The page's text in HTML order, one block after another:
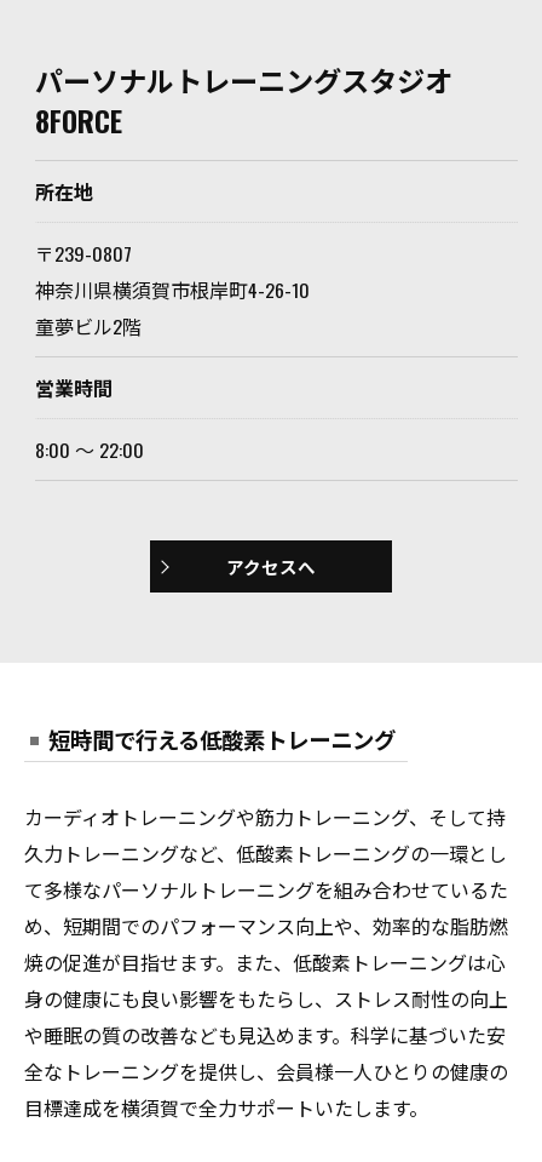
パーソナルトレーニングスタジオ
8FORCE
所在地
〒239-0807
神奈川県横須賀市根岸町4-26-10
童夢ビル2階
営業時間
8:00 〜 22:00
アクセスへ
短時間で行える低酸素トレーニング
カーディオトレーニングや筋力トレーニング、そして持
久力トレーニングなど、低酸素トレーニングの一環とし
て多様なパーソナルトレーニングを組み合わせているた
め、短期間でのパフォーマンス向上や、効率的な脂肪燃
焼の促進が目指せます。また、低酸素トレーニングは心
身の健康にも良い影響をもたらし、ストレス耐性の向上
や睡眠の質の改善なども見込めます。科学に基づいた安
全なトレーニングを提供し、会員様一人ひとりの健康の
目標達成を横須賀で全力サポートいたします。